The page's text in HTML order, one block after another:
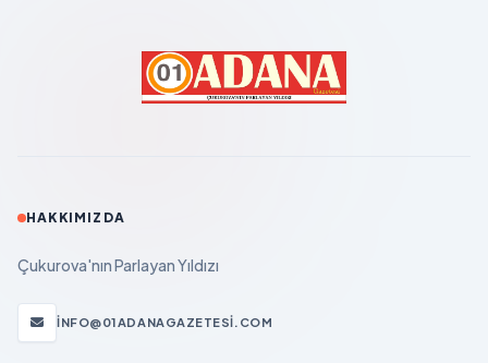
HAKKIMIZDA
Çukurova'nın Parlayan Yıldızı
INFO@01ADANAGAZETESI.COM